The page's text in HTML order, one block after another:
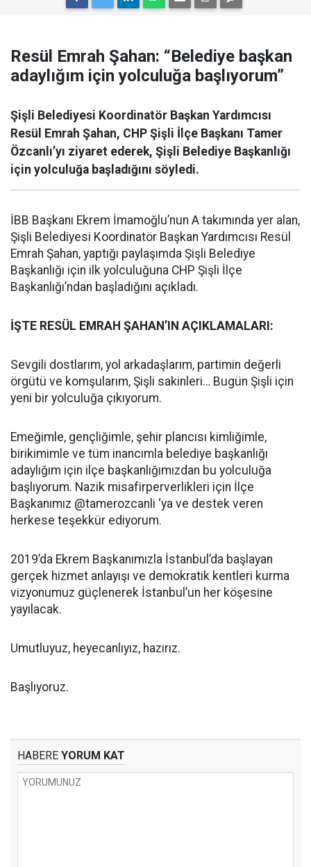
Resül Emrah Şahan: “Belediye başkan
adaylığım için yolculuğa başlıyorum”
Şişli Belediyesi Koordinatör Başkan Yardımcısı
Resül Emrah Şahan, CHP Şişli İlçe Başkanı Tamer
Özcanlı’yı ziyaret ederek, Şişli Belediye Başkanlığı
için yolculuğa başladığını söyledi.
İBB Başkanı Ekrem İmamoğlu’nun A takımında yer alan,
Şişli Belediyesi Koordinatör Başkan Yardımcısı Resül
Emrah Şahan, yaptığı paylaşımda Şişli Belediye
Başkanlığı için ilk yolculuğuna CHP Şişli İlçe
Başkanlığı’ndan başladığını açıkladı.
İŞTE RESÜL EMRAH ŞAHAN’IN AÇIKLAMALARI:
Sevgili dostlarım, yol arkadaşlarım, partimin değerli
örgütü ve komşularım, Şişli sakinleri… Bugün Şişli için
yeni bir yolculuğa çıkıyorum.
Emeğimle, gençliğimle, şehir plancısı kimliğimle,
birikimimle ve tüm inancımla belediye başkanlığı
adaylığım için ilçe başkanlığımızdan bu yolculuğa
başlıyorum. Nazik misafirperverlikleri için İlçe
Başkanımız @tamerozcanli ‘ya ve destek veren
herkese teşekkür ediyorum.
2019’da Ekrem Başkanımızla İstanbul’da başlayan
gerçek hizmet anlayışı ve demokratik kentleri kurma
vizyonumuz güçlenerek İstanbul’un her köşesine
yayılacak.
Umutluyuz, heyecanlıyız, hazırız.
Başlıyoruz.
HABERE YORUM KAT